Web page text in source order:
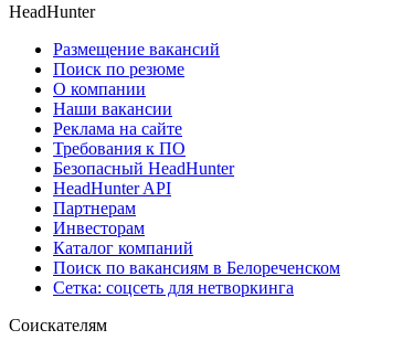
HeadHunter
Размещение вакансий
Поиск по резюме
О компании
Наши вакансии
Реклама на сайте
Требования к ПО
Безопасный HeadHunter
HeadHunter API
Партнерам
Инвесторам
Каталог компаний
Поиск по вакансиям в Белореченском
Сетка: соцсеть для нетворкинга
Соискателям